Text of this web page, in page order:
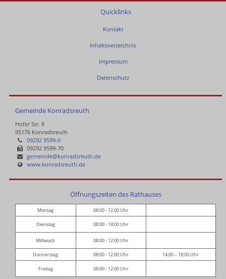
Quicklinks
Kontakt
Inhaltsverzeichnis
Impressum
Datenschutz
Gemeinde Konradsreuth
Hofer Str. 8
95176 Konradsreuth
09292 9599-0
09292 9599-70
gemeinde@konradsreuth.de
www.konradsreuth.de
Öffnungszeiten des Rathauses
Montag 08:00 - 12:00 Uhr
Dienstag 08:00 - 14:00 Uhr
Mittwoch 08:00 - 12:00 Uhr
Donnerstag 08:00 - 12:00 Uhr 14:00 – 18:00 Uhr
Freitag 08:00 - 12:00 Uhr